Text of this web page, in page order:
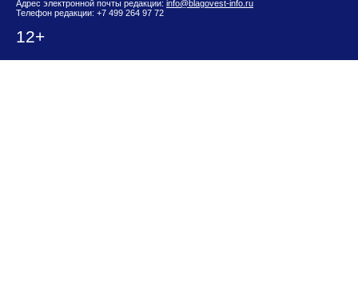
Адрес электронной почты редакции: info@blagovest-info.ru
Телефон редакции: +7 499 264 97 72
12+